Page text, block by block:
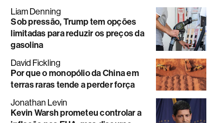
Liam Denning
Sob pressão, Trump tem opções
limitadas para reduzir os preços da
gasolina
David Fickling
Por que o monopólio da China em
terras raras tende a perder força
Jonathan Levin
Kevin Warsh prometeu controlar a